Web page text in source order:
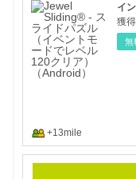
イ
獲
無
+13mile